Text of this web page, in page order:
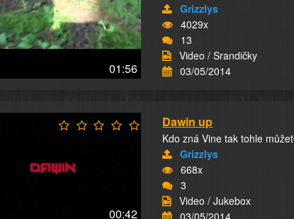
01:56
Grizzlys
4029x
13
Video / Srandičky
03/05/2014
00:42
Dawin up
Kdo zná Vine tak tohle
Grizzlys
668x
3
Video / Jukebox
03/05/2014